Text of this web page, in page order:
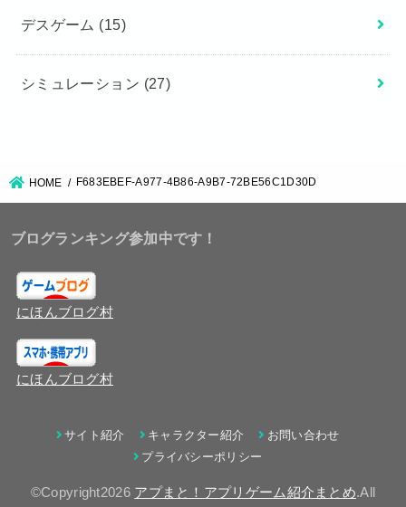
デスゲーム (15)
シミュレーション (27)
HOME F683EBEF-A977-4B86-A9B7-72BE56C1D30D
ブログランキング参加中です！
にほんブログ村
にほんブログ村
サイト紹介 キャラクター紹介
お問い合わせ
プライバシーポリシー
©Copyright2026 アプまと！アプリゲーム紹介まとめ.All